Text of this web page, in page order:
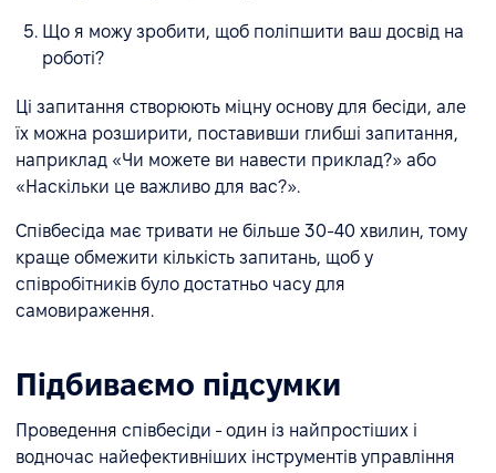
Що я можу зробити, щоб поліпшити ваш досвід на
роботі?
Ці запитання створюють міцну основу для бесіди, але
їх можна розширити, поставивши глибші запитання,
наприклад «Чи можете ви навести приклад?» або
«Наскільки це важливо для вас?».
Співбесіда має тривати не більше 30-40 хвилин, тому
краще обмежити кількість запитань, щоб у
співробітників було достатньо часу для
самовираження.
Підбиваємо підсумки
Проведення співбесіди - один із найпростіших і
водночас найефективніших інструментів управління